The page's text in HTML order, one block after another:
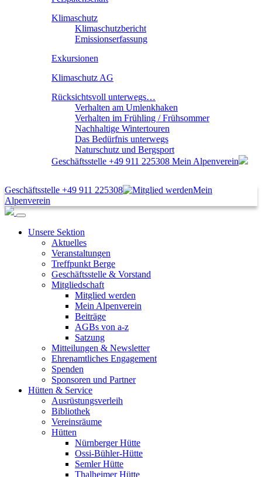
Klimaschutz
Klimaschutzbericht
Emissionserfassung
Exkursionen
Klimaschutz AG
Rücksichtsvoll unterwegs…
Verhalten am Umlenkhaken
Verhalten im Frühling / Frühsommer
Nachhaltige Wintertouren
Das Bedürfnis unterwegs
Naturschutz und Bergsport
Geschäftsstelle +49 911 225308 Mein Alpenverein
Geschäftsstelle +49 911 225308
Mein
Alpenverein
Unsere Sektion
Aktuelles
Veranstaltungen
Treffpunkt Berge
Geschäftsstelle & Vorstand
Mitgliedschaft
Mitglied werden
Mein Alpenverein
Beiträge
AGBs von a-z
Satzung
Mitteilungen & Newsletter
Ehrenamtliches Engagement
Spenden
Sponsoren und Partner
Hütten & Service
Ausrüstungsverleih
Bibliothek
Vereinsräume
Hütten
Nürnberger Hütte
Ossi-Bühler-Hütte
Semler Hütte
Thalheimer Hütte